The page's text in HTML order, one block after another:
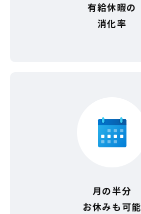
有給休暇の
消化率
月の半分
お休みも可能